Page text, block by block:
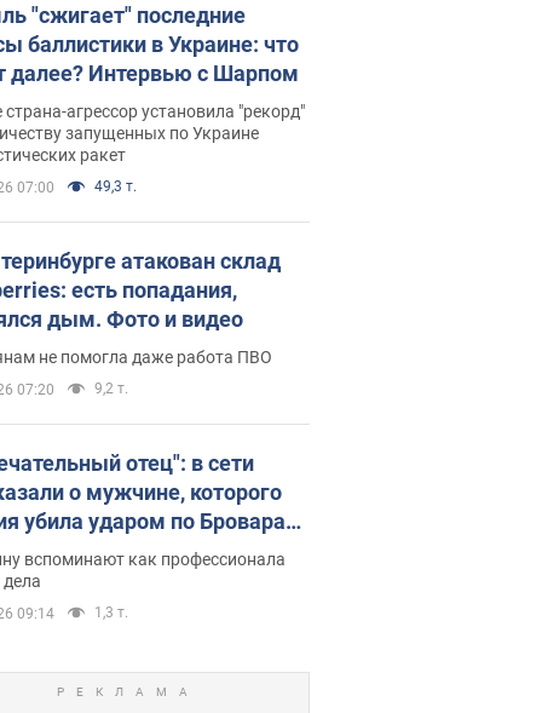
"сжигает" последние
баллистики в Украине: что
далее? Интервью с Шарпом
агрессор установила "рекорд"
запущенных по Украине
ракет
07:00 49,3 т.
атакован склад
есть попадания,
дым. Фото и видео
не помогла даже работа ПВО
07:20 9,2 т.
отец": в сети
о мужчине, которого
убила ударом по Броварам.
вспоминают как профессионала
дела
09:14 1,3 т.